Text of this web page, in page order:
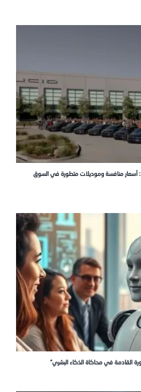
“تحديثات لوسيد موتورز 2024-2025: أسعار منافسة وموديلات متطورة في السوق